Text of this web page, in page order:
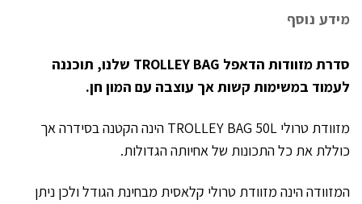
מידע נוסף
סדרת מזוודות הדאפל TROLLEY BAG שלנו, תוכננה
לעמוד במשימות קשות אך עוצבה עם המון חן.
מזוודת טרולי TROLLEY BAG 50L הינה הקטנה בסידרה אך
כוללת את כל התכונות של אחיותה הגדולות.
המזוודה הינה מזוודת טרולי קלאסית מבחינת הגודל ולכן ניתן